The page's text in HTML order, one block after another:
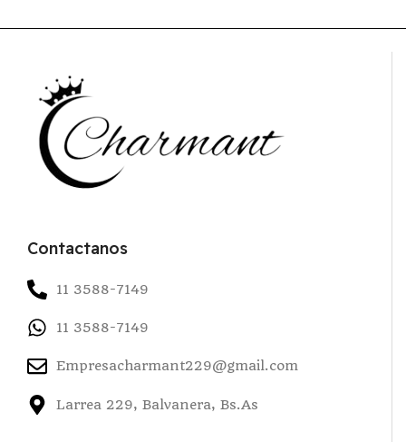
Contactanos
11 3588-7149
11 3588-7149
Empresacharmant229@gmail.com
Larrea 229, Balvanera, Bs.As